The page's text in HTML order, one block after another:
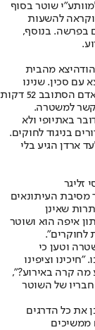
ע"י שוטר בסוף
וקראה להשעות
בפרשה. בנוסף,
יצא מהבית
עם סכין. שנינו
התקשרנו למשטרה אבל עד שהגעתי לבת ים – הבן אדם הסתובב 52 דקות
למשטרה.
באתיופי ולא
בניגוד לחוקים.
ארדן הגיע בלי
זליגר
מסיבת העיתונאים
שאינן
איפה הוא ושוטר
לחוקרים".
וטען כי
וציפינו
מה קרה באירוע?",
של השוטר
את כל הדרגים